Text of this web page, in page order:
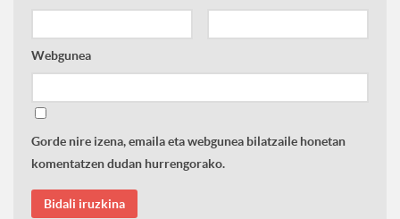
Webgunea
Gorde nire izena, emaila eta webgunea bilatzaile honetan
komentatzen dudan hurrengorako.